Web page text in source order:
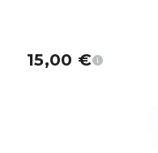
15,00 €